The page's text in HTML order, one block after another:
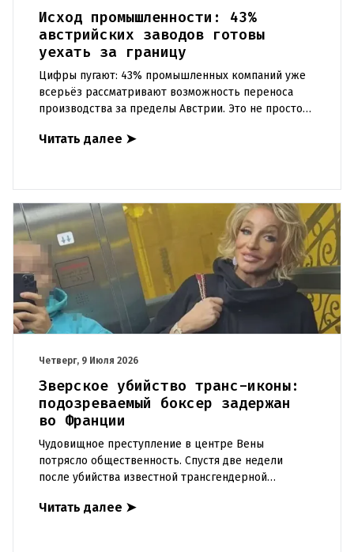
Исход промышленности: 43%
австрийских заводов готовы
уехать за границу
Цифры пугают: 43% промышленных компаний уже
всерьёз рассматривают возможность переноса
производства за пределы Австрии. Это не просто
потерянной добавленн
Читать далее ➤
Четверг, 9 Июля 2026
Зверское убийство транс-иконы:
подозреваемый боксер задержан
во Франции
Чудовищное преступление в центре Вены
потрясло общественность. Спустя две недели
после убийства известной трансгендерной
преступника на Лазурном Берегу.Кро
Читать далее ➤